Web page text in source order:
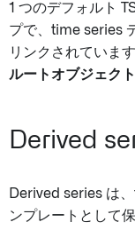
1 つのデフォルト
プで、time series
リンクされていま
ルートオブジェク
Derived
Derived series は
ンプレートとして